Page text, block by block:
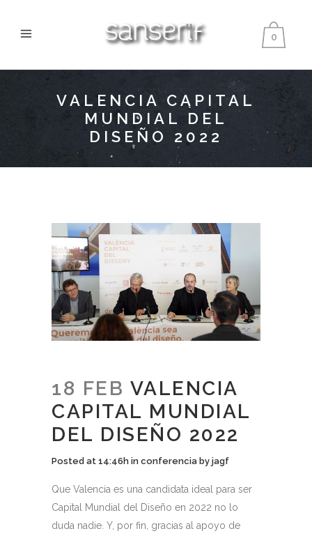
0
VALENCIA CAPITAL
MUNDIAL DEL
DISEÑO 2022
18 FEB VALENCIA
CAPITAL MUNDIAL
DEL DISEÑO 2022
Posted at 14:46h in conferencia by jagf
Que Valencia es una candidata ideal para ser
Capital Mundial del Diseño en 2022 no lo
duda nadie. Y, por fin, gracias al apoyo de